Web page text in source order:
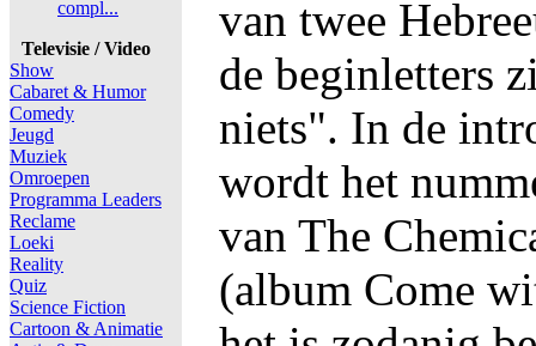
compl...
Televisie / Video
Show
Cabaret & Humor
Comedy
Jeugd
Muziek
Omroepen
Programma Leaders
Reclame
Loeki
Reality
Quiz
Science Fiction
Cartoon & Animatie
van twee
de beginletters
niets". In de
wordt het
van The
(album Come